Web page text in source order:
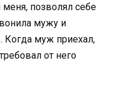
позволял себе
мужу и
Когда муж приехал,
от него